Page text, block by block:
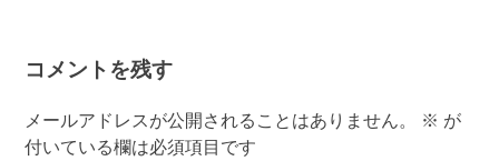
コメントを残す
メールアドレスが公開されることはありません。 ※ が
付いている欄は必須項目です